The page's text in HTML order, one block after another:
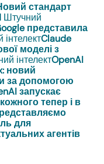
стандарт
Штучний
представила
Claude
моделі з
інтелектOpenAI
новий
за допомогою
запускає
тепер і в
для
агентів